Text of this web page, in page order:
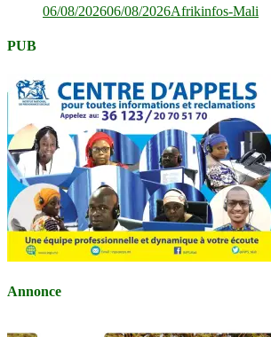
06/08/202606/08/2026Afrikinfos-Mali
PUB
Annonce